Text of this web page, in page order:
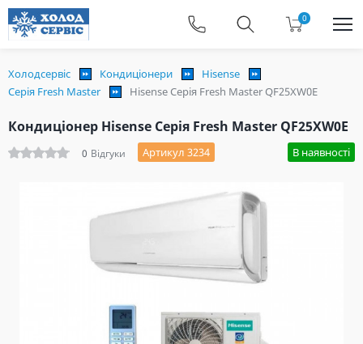
0
Холодсервіс Кондиціонери
Hisense
Серія Fresh Master
Hisense Серія Fresh Master QF25XW0E
Кондиціонер Hisense Серія Fresh Master QF25XW0E
0 Відгуки Артикул 3234 В наявності